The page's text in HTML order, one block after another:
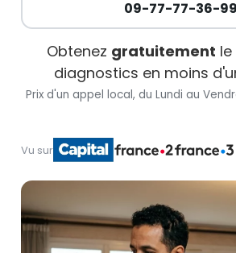
09-77-77-36-99
Obtenez gratuitement
diagnostics en moins
Prix d'un appel local, du Lundi au
Vu sur